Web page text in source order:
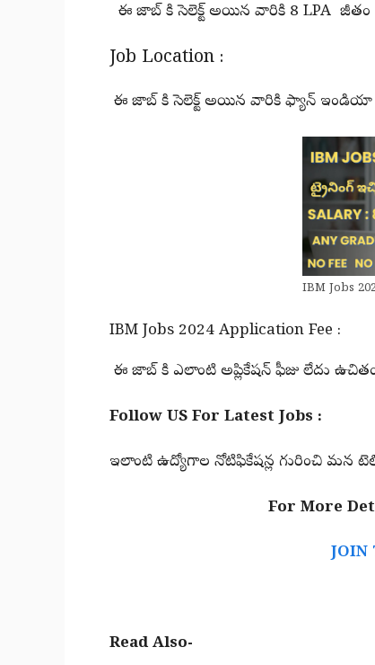
ఈ జాబ్ కి సెలెక్ట్ అయిన వారికి 8 LPA జీతం
Job Location :
ఈ జాబ్ కి సెలెక్ట్ అయిన వారికి ఫ్యాన్ ఇండియా
IBM Jobs
IBM Jobs 2024 Application Fee :
ఈ జాబ్ కి ఎలాంటి అప్లికేషన్ ఫీజు లేదు
Follow US For Latest Jobs :
ఇలాంటి ఉద్యోగాల నోటిఫికేషన్ల గురించి మన
For More
JOIN
Read Also-